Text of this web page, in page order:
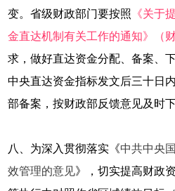
变。省级财政部门要按照 《关于
金直达机制有关工作的通知》（
求，做好直达资金分配、备案、
中央直达资金指标发文后三十日
部备案，按财政部反馈意见及时下
八、为深入贯彻落实《中共中央
效管理的意见》，切实提高财政